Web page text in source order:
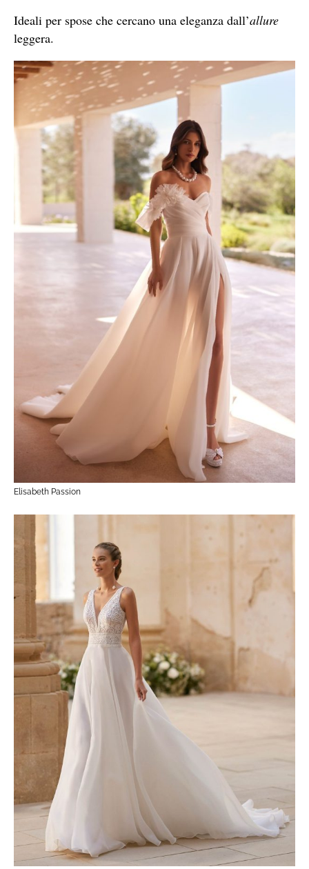
Ideali per spose che cercano una eleganza dall’allure
leggera.
Elisabeth Passion